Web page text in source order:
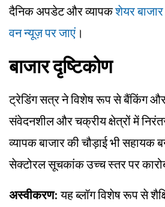
दैनिक अपडेट और व्यापकशेयर
वन न्यूज़ पर जाएं।
बाजार दृष्टिकोण
ट्रेडिंग सत्र ने विशेष रूप से बैंकिंग
संवेदनशील और चक्रीय क्षेत्रों में निरंतर
व्यापक बाजार की चौड़ाई भी सहायक
सेक्टोरल सूचकांक उच्च स्तर पर
अस्वीकरण: यह ब्लॉग विशेष रूप से